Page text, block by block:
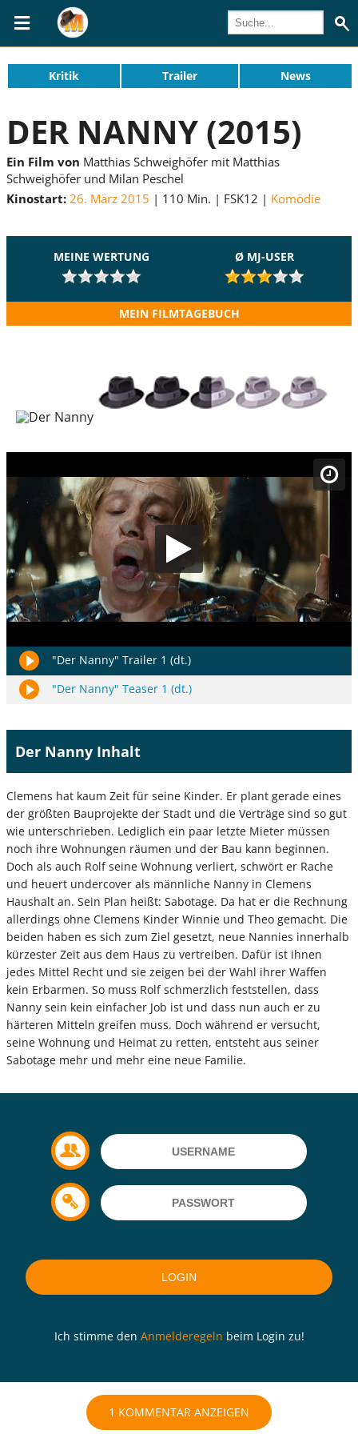
Kritik Trailer News
DER NANNY (2015)
Ein Film von Matthias Schweighöfer mit Matthias
Schweighöfer und Milan Peschel
Kinostart: 26. März 2015 110 Min. FSK12 Komödie
MEINE WERTUNG Ø MJ-USER
MEIN FILMTAGEBUCH
"Der Nanny" Trailer 1 (dt.)
"Der Nanny" Teaser 1 (dt.)
Der Nanny Inhalt
Clemens hat kaum Zeit für seine Kinder. Er plant gerade eines
der größten Bauprojekte der Stadt und die Verträge sind so gut
wie unterschrieben. Lediglich ein paar letzte Mieter müssen
noch ihre Wohnungen räumen und der Bau kann beginnen.
Doch als auch Rolf seine Wohnung verliert, schwört er Rache
und heuert undercover als männliche Nanny in Clemens
Haushalt an. Sein Plan heißt: Sabotage. Da hat er die Rechnung
allerdings ohne Clemens Kinder Winnie und Theo gemacht. Die
beiden haben es sich zum Ziel gesetzt, neue Nannies innerhalb
kürzester Zeit aus dem Haus zu vertreiben. Dafür ist ihnen
jedes Mittel Recht und sie zeigen bei der Wahl ihrer Waffen
kein Erbarmen. So muss Rolf schmerzlich feststellen, dass
Nanny sein kein einfacher Job ist und dass nun auch er zu
härteren Mitteln greifen muss. Doch während er versucht,
seine Wohnung und Heimat zu retten, entsteht aus seiner
Sabotage mehr und mehr eine neue Familie.
Ich stimme den Anmelderegeln beim Login zu!
1 KOMMENTAR ANZEIGEN